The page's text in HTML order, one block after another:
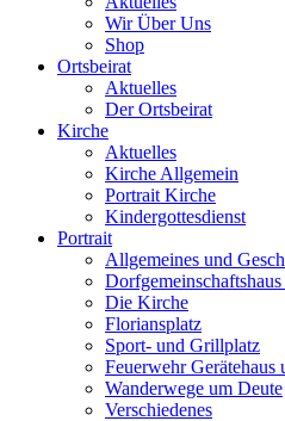
Wir Über Uns
Shop
Ortsbeirat
Aktuelles
Der Ortsbeirat
Kirche
Aktuelles
Kirche Allgemein
Portrait Kirche
Kindergottesdienst
Portrait
Allgemeines und
Die Kirche
Floriansplatz
Sport- und Grillplatz
Feuerwehr Gerätehaus
Wanderwege um Deute
Verschiedenes